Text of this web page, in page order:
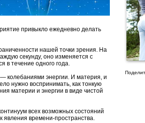
привыкло ежедневно делать
нашей точки зрения. На
секунду, оно изменяется с
в течение одного года.
колебаниями энергии. И материя, и
нужно воспринимать, как тонкую
материи и энергии в виде чистой
всех возможных состояний
явления времени-пространства.